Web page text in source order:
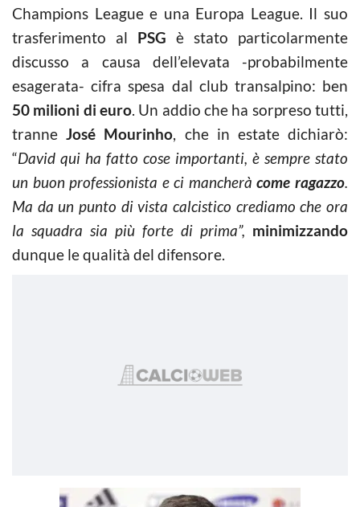
Champions League e una Europa League. Il suo
trasferimento al PSG è stato particolarmente
discusso a causa dell’elevata -probabilmente
esagerata- cifra spesa dal club transalpino: ben
50 milioni di euro. Un addio che ha sorpreso tutti,
tranneJosé Mourinho, che in estate dichiarò:
“David qui ha fatto cose importanti, è sempre stato
un buon professionista e ci mancheràcome ragazzo.
Ma da un punto di vista calcistico crediamo che ora
la squadra sia più forte di prima”, minimizzando
dunque le qualità del difensore.